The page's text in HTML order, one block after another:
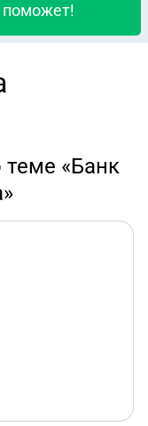
поможет!
«Банк